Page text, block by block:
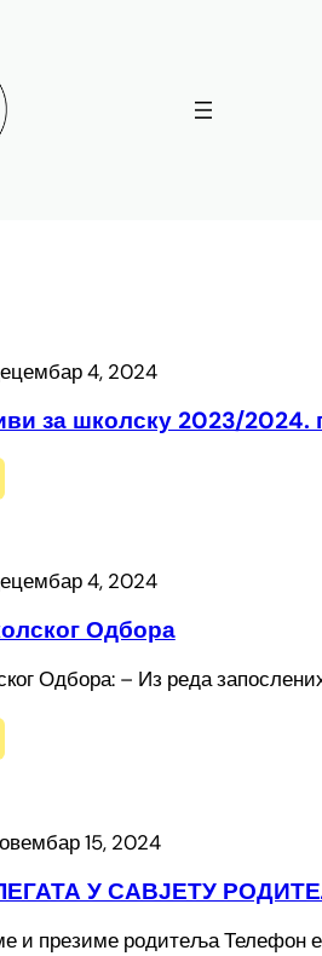
4, 2024
за школску 2023/2024.
4, 2024
Одбора
Одбора: – Из реда
15, 2024
У САВЈЕТУ
презиме родитеља Телефон